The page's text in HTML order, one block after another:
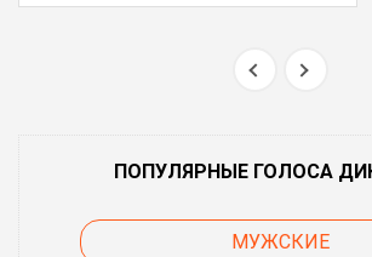
ПОПУЛЯРНЫЕ ГОЛОСА
МУЖСКИЕ